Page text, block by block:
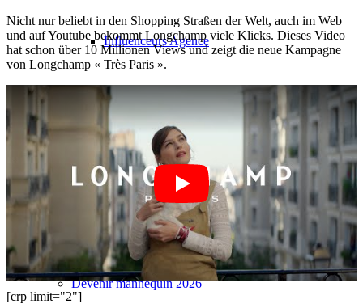
Influenceurs Agence
Marketing de performance
Marketing des influenceurs
Gestion des influenceurs
Candidater
Devenir mannequin 2026
Nicht nur beliebt in den Shopping Straßen der Welt, auch im Web
und auf Youtube bekommt Longchamp viele Klicks. Dieses Video
hat schon über 10 Millionen Views und zeigt die neue Kampagne
von Longchamp « Très Paris ».
[crp limit="2"]